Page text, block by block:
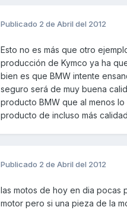
Publicado 2 de Abril del 2012
Esto no es más que otro
producción de Kymco ya ha
bien es que BMW intente
seguro será de muy buena
producto BMW que al menos
producto de incluso más
Publicado 2 de Abril del 2012
las motos de hoy en dia pocas
motor pero si una pieza de la